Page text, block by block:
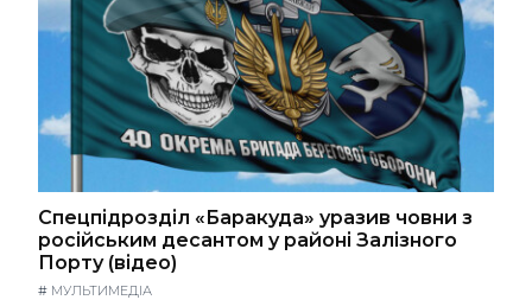
Спецпідрозділ «Баракуда» уразив човни з
російським десантом у районі Залізного
Порту (відео)
# МУЛЬТИМЕДІА